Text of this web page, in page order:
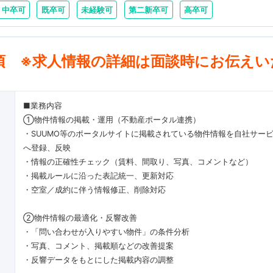
中卒可 既卒可 未経験可 第二新卒可 高卒可
※求人情報の詳細は面談時にお伝え
■業務内容
①物件情報の掲載・運用（不動産ポータル連携）
・SUUMO等のポータルサイトに掲載されている物件情報を自社サー
へ登録、反映
・情報の正確性チェック（賃料、間取り、写真、コメントなど）
・掲載ルールに沿った表記統一、更新対応
・空室／成約に伴う情報修正、削除対応
②物件情報の最適化・反響改善
・「問い合わせが入りやすい物件」の条件分析
・写真、コメント、掲載順などの改善提案
・反響データをもとにした掲載内容の調整